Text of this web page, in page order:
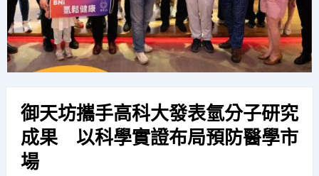
御天坊攜手高科大發表氫分子研究
成果 以科學實證布局預防醫學市
場